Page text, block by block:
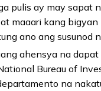
pulis ay may sapat
maaari kang
ano ang susunod
ahensya na
Bureau of
na